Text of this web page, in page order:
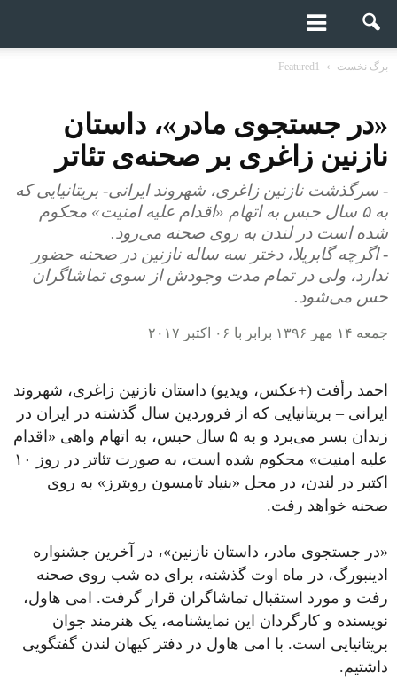
برگ نخست Featured1
«در جستجوی مادر»، داستان
نازنین زاغری بر صحنه‌ی تئاتر
- سرگذشت نازنین زاغری، شهروند ایرانی- بریتانیایی که
به ۵ سال حبس به اتهام «اقدام علیه امنیت» محکوم
شده است در لندن به روی صحنه می‌رود.
- اگرچه گابریلا، دختر سه ساله نازنین در صحنه حضور
ندارد، ولی در تمام مدت وجودش از سوی تماشاگران
حس می‌شود.
جمعه ۱۴ مهر ۱۳۹۶ برابر با ۰۶ اکتبر ۲۰۱۷
احمد رأفت (+عکس، ویدیو) داستان نازنین زاغری، شهروند
ایرانی – بریتانیایی که از فروردین سال گذشته در ایران در
زندان بسر می‌برد و به ۵ سال حبس، به اتهام واهی «اقدام
علیه امنیت» محکوم شده است، به صورت تئاتر در روز ۱۰
اکتبر در لندن، در محل «بنیاد تامسون رویترز» به روی
صحنه خواهد رفت.
«در جستجوی مادر، داستان نازنین»، در آخرین جشنواره
ادینبورگ، در ماه اوت گذشته، برای ده شب روی صحنه
رفت و مورد استقبال تماشاگران قرار گرفت. امی هاول،
نویسنده و کارگردان این نمایشنامه، یک هنرمند جوان
بریتانیایی است. با امی هاول در دفتر کیهان لندن گفتگویی
داشتیم.